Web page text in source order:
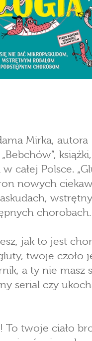
Mirka, autora
całej Polsce.
nowych
chorobach.
jak to jest
twoje czoło
a ty nie masz
serial czy
To twoje ciało